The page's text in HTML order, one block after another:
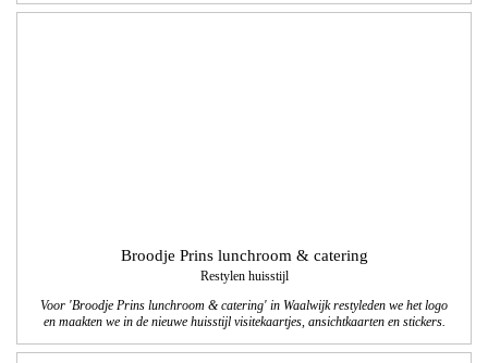
Broodje Prins lunchroom & catering
Restylen huisstijl
Voor 'Broodje Prins lunchroom & catering' in Waalwijk restyleden we het logo
en maakten we in de nieuwe huisstijl visitekaartjes, ansichtkaarten en stickers.